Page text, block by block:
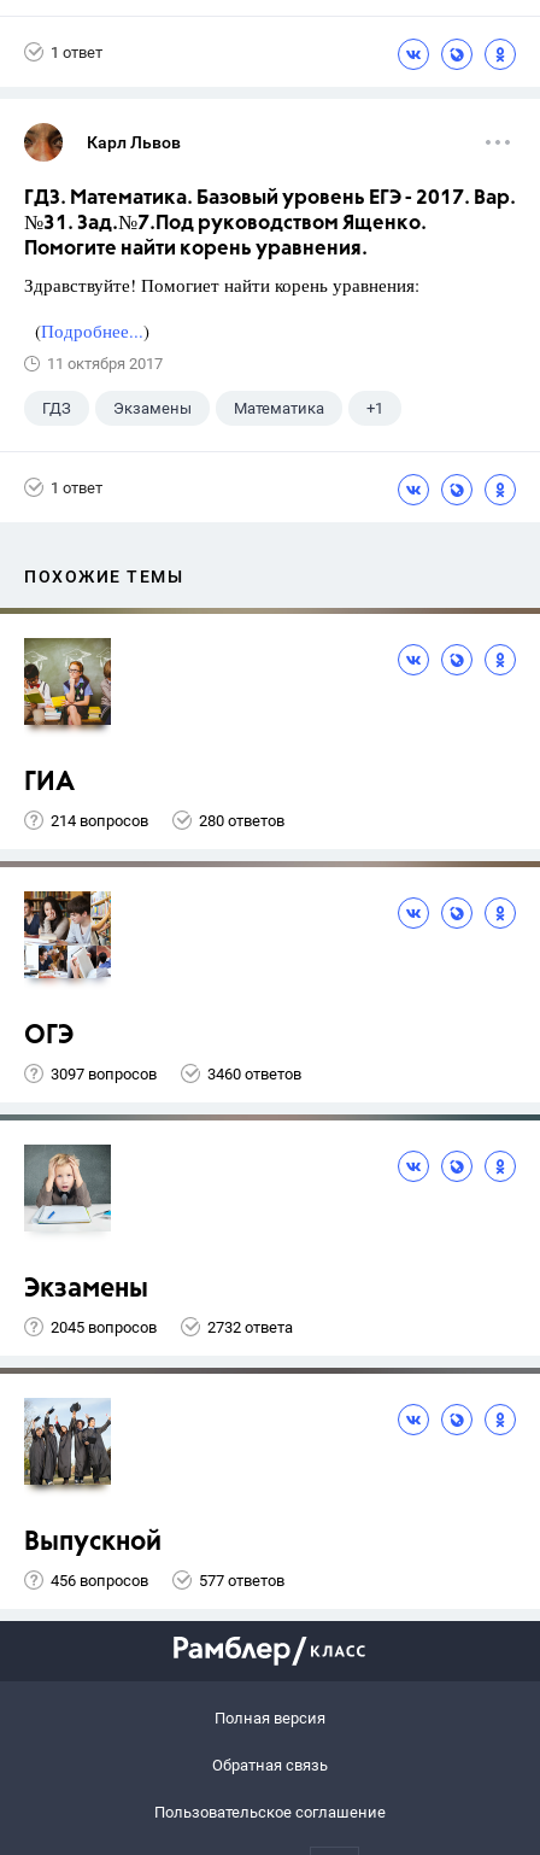
1 ответ
Карл Львов
ГДЗ. Математика. Базовый уровень ЕГЭ - 2017. Вар.
№31. Зад.№7.Под руководством Ященко.
Помогите найти корень уравнения.
Здравствуйте! Помогиет найти корень уравнения:
(Подробнее...)
11 октября 2017
ГДЗ Экзамены Математика +1
1 ответ
ПОХОЖИЕ ТЕМЫ
ГИА
214 вопросов 280 ответов
ОГЭ
3097 вопросов 3460 ответов
Экзамены
2045 вопросов 2732 ответа
Выпускной
456 вопросов 577 ответов
Полная версия
Обратная связь
Пользовательское соглашение